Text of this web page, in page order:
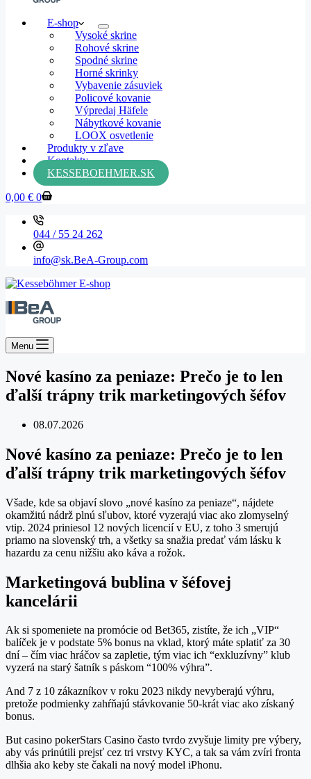
E-shop
Vysoké skrine
Rohové skrine
Spodné skrine
Horné skrinky
Vybavenie zásuviek
Policové kovanie
Výpredaj Häfele
Nábytkové kovanie
LOOX osvetlenie
Produkty v zľave
Kontakty
KESSEBOEHMER.SK
0,00 € 0
044 / 55 24 262
info@sk.BeA-Group.com
Menu
Nové kasíno za peniaze: Prečo je to len
ďalší trápny trik marketingových šéfov
08.07.2026
Nové kasíno za peniaze: Prečo je to len
ďalší trápny trik marketingových šéfov
Všade, kde sa objaví slovo „nové kasíno za peniaze“, nájdete
okamžitú nádrž plnú sľubov, ktoré vyzerajú viac ako zlomyselný
vtip. 2024 priniesol 12 nových licencií v EU, z toho 3 smerujú
priamo na slovenský trh, a všetky sa snažia predať vám lásku k
hazardu za cenu nižšiu ako káva a rožok.
Marketingová bublina v šéfovej
kancelárii
Ak si spomeniete na promócie od Bet365, zistíte, že ich „VIP“
balíček je v podstate 5% bonus na vklad, ktorý máte splatiť za 30
dní – čím viac hráčov sa zapletie, tým viac ich “exkluzívny” klub
vyzerá na starý šatník s páskom “100% výhra”.
And 7 z 10 zákazníkov v roku 2023 nikdy nevyberajú výhru,
pretože podmienky zahŕňajú stávkovanie 50-krát viac ako získaný
bonus.
But casino pokerStars Casino často tvrdo zvyšuje limity pre výbery,
aby vás prinútili prejsť cez tri vrstvy KYC, a tak sa vám zvíri fronta
dlhšia ako keby ste čakali na nový model iPhonu.